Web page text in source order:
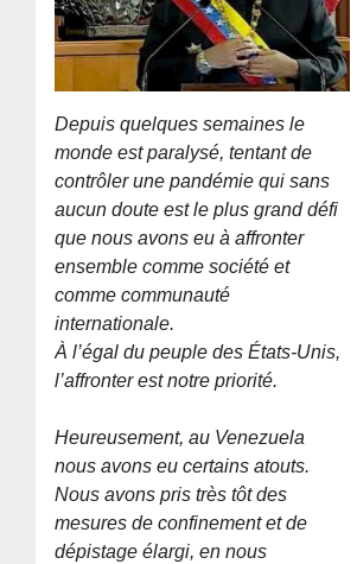
Depuis quelques semaines le
monde est paralysé, tentant de
contrôler une pandémie qui sans
aucun doute est le plus grand défi
que nous avons eu à affronter
ensemble comme société et
comme communauté
internationale.
À l’égal du peuple des États-Unis,
l’affronter est notre priorité.
Heureusement, au Venezuela
nous avons eu certains atouts.
Nous avons pris très tôt des
mesures de confinement et de
dépistage élargi, en nous